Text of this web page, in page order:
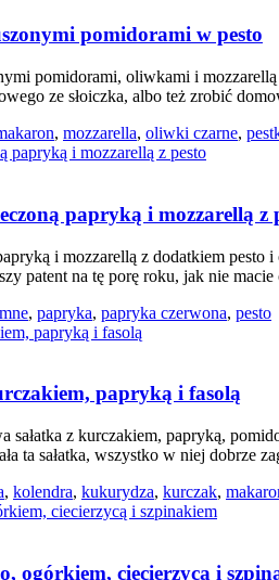
pomidorami w pesto
pomidorami, oliwkami i
ze słoiczka, albo też zrobić
, mozzarella, oliwki czarne,
papryką i mozzarellą z
i mozzarellą z dodatkiem pesto
patent na tę porę roku, jak nie macie
, papryka, papryka czerwona, pesto
papryką i fasolą
sałatka z kurczakiem, papryką,
ta sałatka, wszystko w niej dobrze
, kolendra, kukurydza, kurczak,
ogórkiem, ciecierzycą i